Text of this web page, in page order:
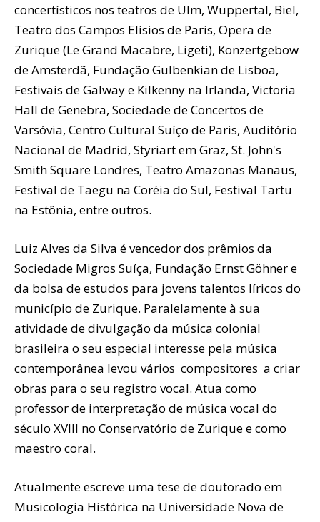
concertísticos nos teatros de Ulm, Wuppertal, Biel,
Teatro dos Campos Elísios de Paris, Opera de
Zurique (Le Grand Macabre, Ligeti), Konzertgebow
de Amsterdã, Fundação Gulbenkian de Lisboa,
Festivais de Galway e Kilkenny na Irlanda, Victoria
Hall de Genebra, Sociedade de Concertos de
Varsóvia, Centro Cultural Suíço de Paris, Auditório
Nacional de Madrid, Styriart em Graz, St. John's
Smith Square Londres, Teatro Amazonas Manaus,
Festival de Taegu na Coréia do Sul, Festival Tartu
na Estônia, entre outros.
Luiz Alves da Silva é vencedor dos prêmios da
Sociedade Migros Suíça, Fundação Ernst Göhner e
da bolsa de estudos para jovens talentos líricos do
município de Zurique. Paralelamente à sua
atividade de divulgação da música colonial
brasileira o seu especial interesse pela música
contemporânea levou vários compositores a criar
obras para o seu registro vocal. Atua como
professor de interpretação de música vocal do
século XVIII no Conservatório de Zurique e como
maestro coral.
Atualmente escreve uma tese de doutorado em
Musicologia Histórica na Universidade Nova de